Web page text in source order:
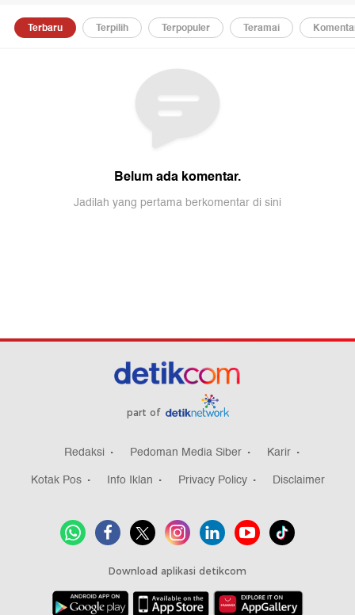
part of
Redaksi Pedoman Media Siber
Karir
Kotak Pos
Info Iklan Privacy Policy Disclaimer
Download aplikasi detikcom